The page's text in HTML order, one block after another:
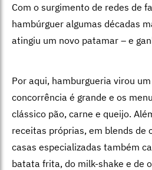
Com o surgimento de redes de
hambúrguer algumas décadas
atingiu um novo patamar – e
Por aqui, hamburgueria virou
concorrência é grande e os
clássico pão, carne e queijo.
receitas próprias, em blends de
casas especializadas também
batata frita, do milk-shake e de